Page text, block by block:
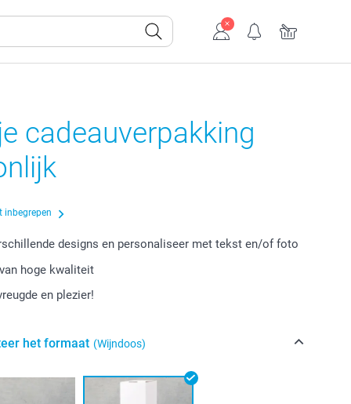
cadeauverpakking
inbegrepen
designs en personaliseer met tekst en/of foto
hoge kwaliteit
en plezier!
het formaat (Wijndoos)